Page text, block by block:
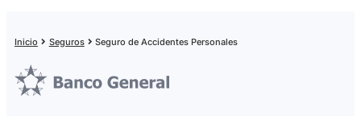
Inicio Seguros Seguro de Accidentes Personales